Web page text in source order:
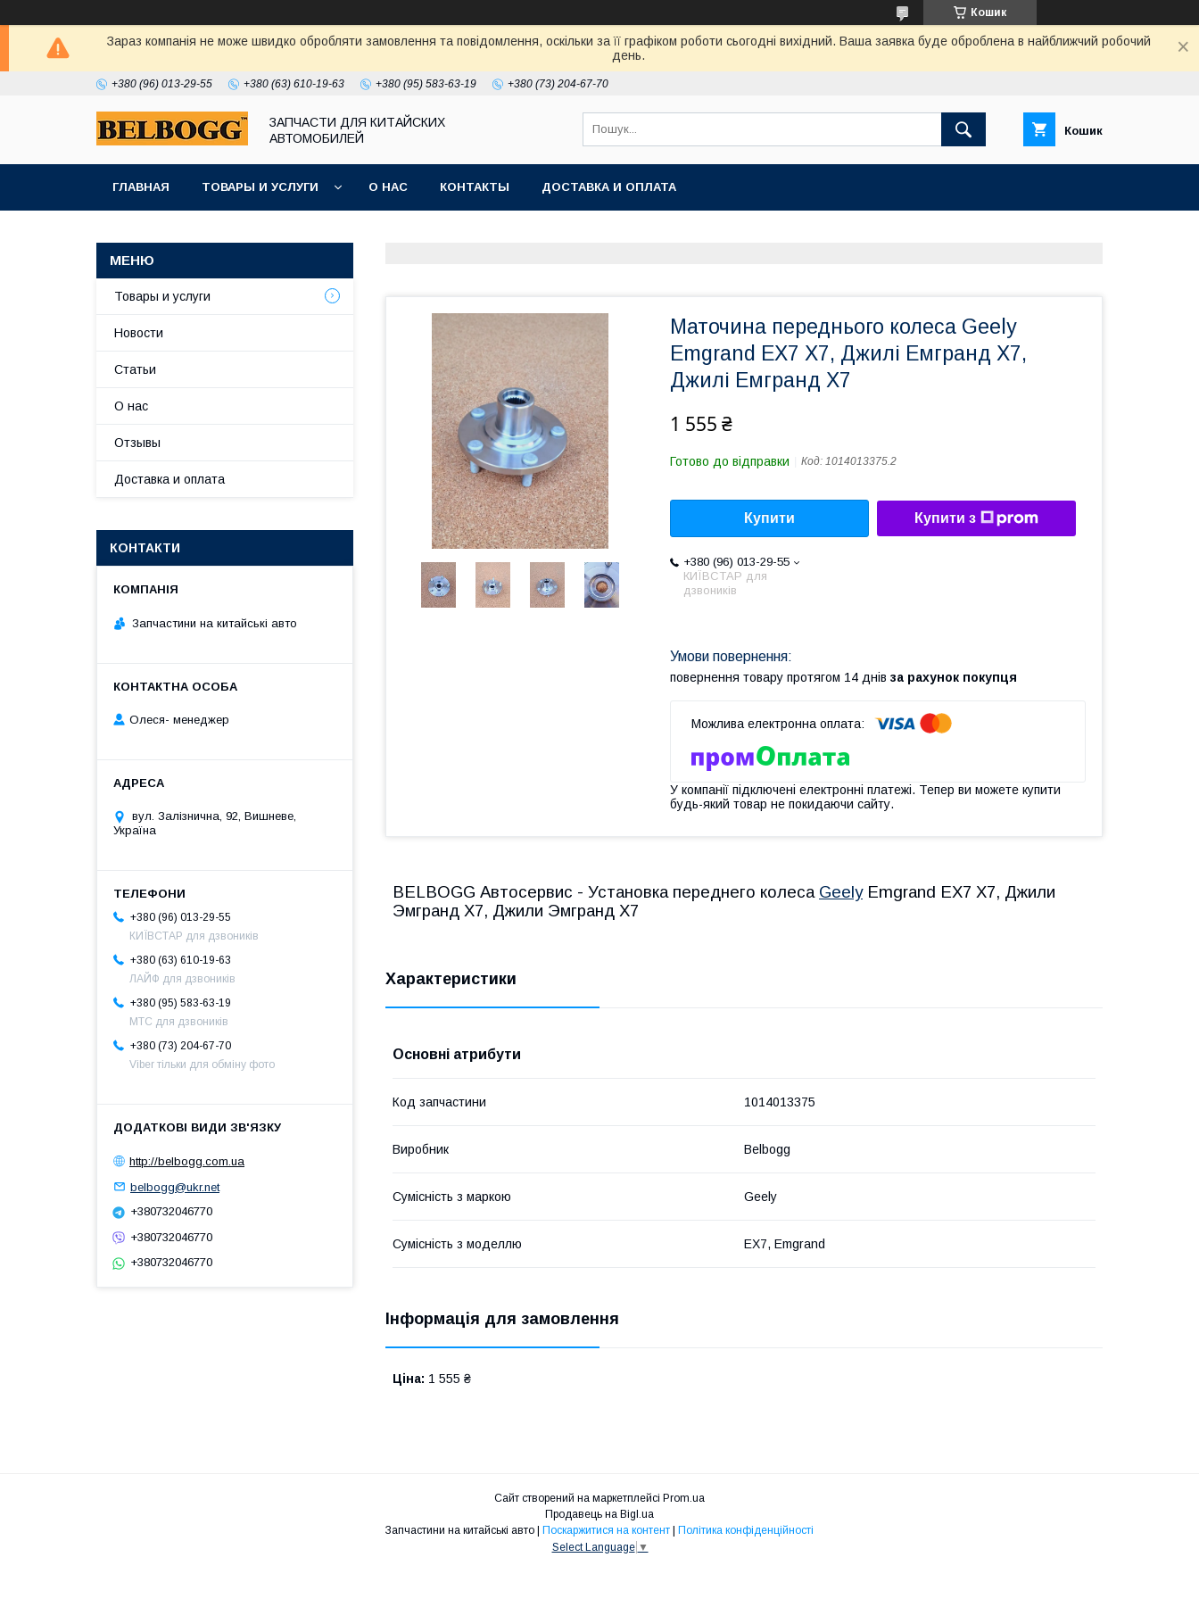
Кошик
Зараз компанія не може швидко обробляти замовлення та повідомлення, оскільки за її графіком роботи сьогодні вихідний. Ваша заявка буде оброблена в найближчий робочий
день.
+380 (96) 013-29-55 +380 (63) 610-19-63 +380 (95) 583-63-19 +380 (73) 204-67-70
ЗАПЧАСТИ ДЛЯ КИТАЙСКИХ
АВТОМОБИЛЕЙ
Кошик
ГЛАВНАЯ ТОВАРЫ И УСЛУГИ О НАС КОНТАКТЫ ДОСТАВКА И ОПЛАТА
Маточина переднього колеса Geely
Emgrand EX7 X7, Джилі Емгранд Х7,
Джилі Емгранд Х7
1 555 ₴
Готово до відправки Код: 1014013375.2
Купити Купити з
+380 (96) 013-29-55
КИЇВСТАР для
дзвоників
повернення товару протягом 14 днів за рахунок покупця
У компанії підключені електронні платежі. Тепер ви можете купити
будь-який товар не покидаючи сайту.
BELBOGG Автосервис - Установка переднего колеса GeelyEmgrand EX7 X7, Джили
Эмгранд Х7, Джили Эмгранд Х7
Характеристики
Основні атрибути
Код запчастини 1014013375
Виробник Belbogg
Сумісність з маркою Geely
Сумісність з моделлю EX7, Emgrand
Інформація для замовлення
Ціна: 1 555 ₴
Товары и услуги
Новости
Статьи
О нас
Отзывы
Доставка и оплата
КОНТАКТИ
Запчастини на китайські авто
Олеся- менеджер
вул. Залізнична, 92, Вишневе,
Україна
+380 (96) 013-29-55
КИЇВСТАР для дзвоників
+380 (63) 610-19-63
ЛАЙФ для дзвоників
+380 (95) 583-63-19
МТС для дзвоників
+380 (73) 204-67-70
Viber тільки для обміну фото
http://belbogg.com.ua
belbogg@ukr.net
+380732046770
+380732046770
+380732046770
Сайт створений на маркетплейсі Prom.ua
Продавець на Bigl.ua
Запчастини на китайські авто | Поскаржитися на контент | Політика конфіденційності
Select Language ▼